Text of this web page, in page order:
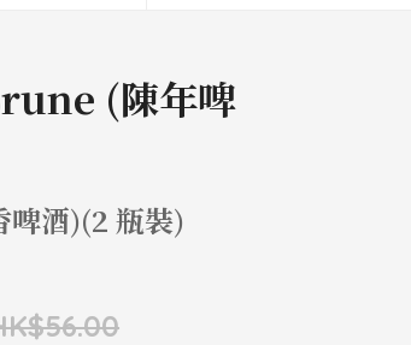
(陳年啤
啤酒)(2 瓶裝)